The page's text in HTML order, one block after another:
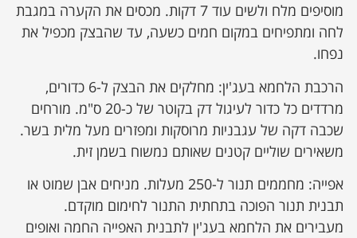
מוסיפים מלח ולשים עוד 7 דקות. מכסים את הקערה במגבת
לחה ומתפיחים במקום חמים כשעה, עד שהבצק מכפיל את
נפחו.
הרכבת הלחמא בעג'ין: מחלקים את הבצק ל-6 כדורים,
מרדדים כל כדור לעיגול דק בקוטר של כ-20 ס"מ. מורחים
שכבה דקה של עגבניות מרוסקות ומפזרים מעל מלית בשר.
משאירים שוליים קטנים שאותם נמשוח בשמן זית.
אפייה: מחממים תנור ל-250 מעלות. מניחים אבן שמוט או
תבנית תנור הפוכה בתחתית התנור לחימום מוקדם.
מעבירים את הלחמא בעג'ין לתבנית האפייה החמה ואופים